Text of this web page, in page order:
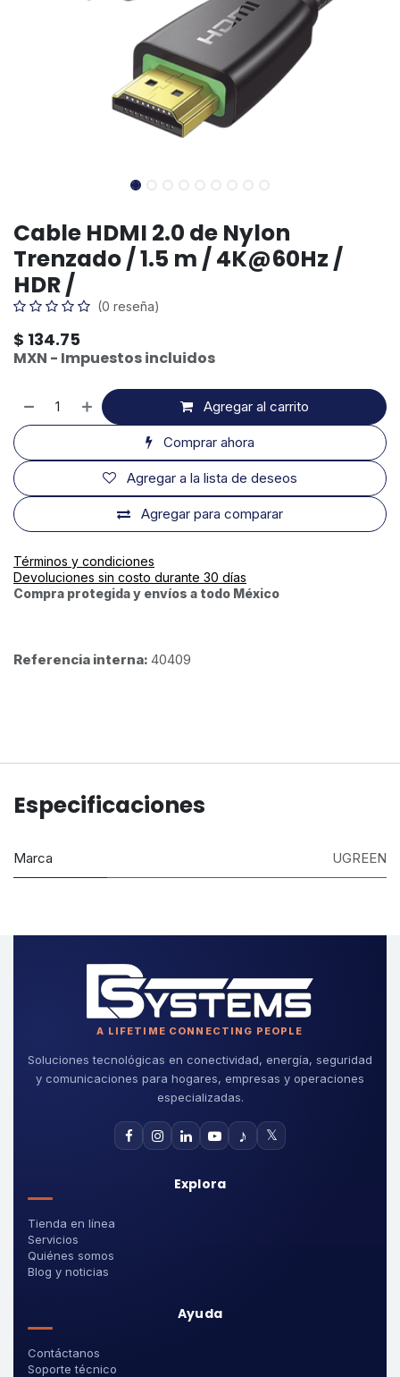
Cable HDMI 2.0 de Nylon
Trenzado / 1.5 m / 4K@60Hz /
HDR /
(0 reseña)
$ 134.75
MXN - Impuestos incluidos
Agregar al carrito
Comprar ahora
Agregar para comparar
Agregar a la lista de deseos
Términos y condiciones
Devoluciones sin costo durante 30 días
Compra protegida y envíos a todo México
Referencia interna: 40409
Especificaciones
Marca UGREEN
A LIFETIME CONNECTING PEOPLE
Soluciones tecnológicas en conectividad, energía, seguridad
y comunicaciones para hogares, empresas y operaciones
especializadas.
♪ 𝕏
Explora
Tienda en línea
Servicios
Quiénes somos
Blog y noticias
Ayuda
Contáctanos
Soporte técnico